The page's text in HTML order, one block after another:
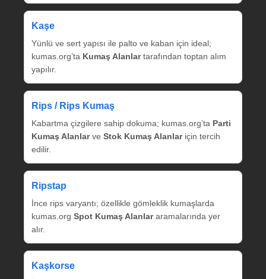
Kaşe
Yünlü ve sert yapısı ile palto ve kaban için ideal;
kumas.org’ta Kumaş Alanlartarafından toptan alım
yapılır.
Rips / Rips Kumaş
Kabartma çizgilere sahip dokuma; kumas.org’ta Parti
Kumaş Alanlarve Stok Kumaş Alanlariçin tercih
edilir.
Ripstap
İnce rips varyantı; özellikle gömleklik kumaşlarda
kumas.org Spot Kumaş Alanlararamalarında yer
alır.
Kaşkorse